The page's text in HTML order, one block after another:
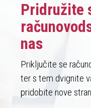
Pridružite
nas
Priključite se
ter s tem dvignite
pridobite nove